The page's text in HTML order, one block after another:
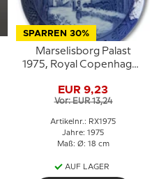
SPARREN 30%
Marselisborg Palast
1975, Royal Copenhagen
EUR 9,23
Vor: EUR 13,24
Artikelnr.: RX1975
Jahre: 1975
Maß: Ø: 18 cm
AUF LAGER